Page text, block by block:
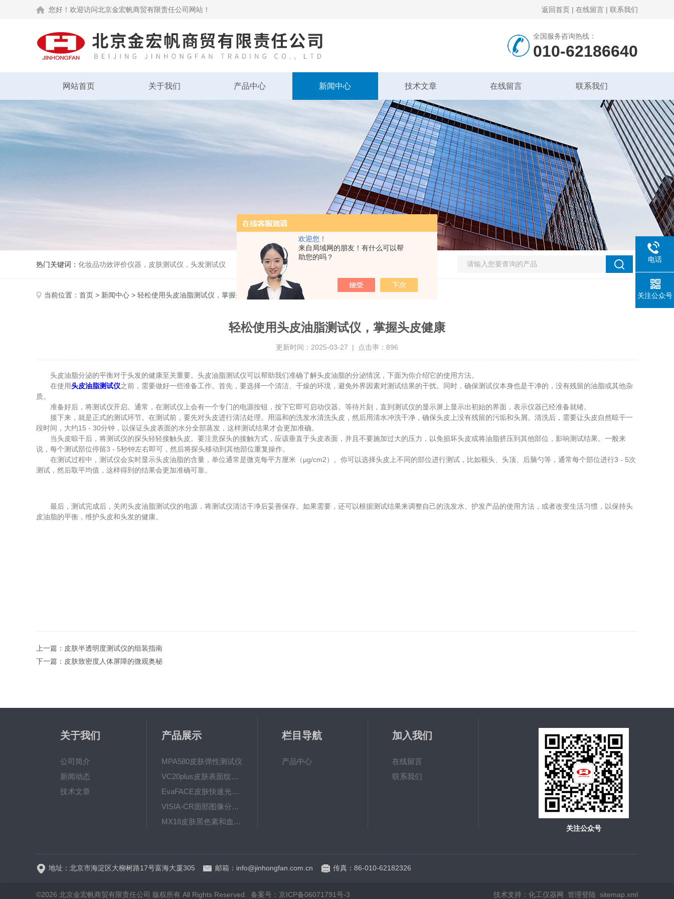
欢迎您！
来自局域网的朋友！有什么可以帮
助您的吗？
您好！欢迎访问北京金宏帆商贸有限责任公司网站！ 返回首页 | 在线留言 | 联系我们
全国服务咨询热线：
010-62186640
网站首页 关于我们 产品中心 新闻中心 技术文章 在线留言 联系我们
热门关键词： 化妆品功效评价仪器，皮肤测试仪，头发测试仪
当前位置： 首页 > 新闻中心 > 轻松使用头皮油脂测试仪，掌握头皮健康
轻松使用头皮油脂测试仪，掌握头皮健康
更新时间：2025-03-27 | 点击率：896
头皮油脂分泌的平衡对于头发的健康至关重要。头皮油脂测试仪可以帮助我们准确了解头皮油脂的分泌情况，下面为你介绍它的使用方法。
在使用头皮油脂测试仪之前，需要做好一些准备工作。首先，要选择一个清洁、干燥的环境，避免外界因素对测试结果的干扰。同时，确保测试仪本身也是干净的，没有残留的油脂或其他杂
质。
准备好后，将测试仪开启。通常，在测试仪上会有一个专门的电源按钮，按下它即可启动仪器。等待片刻，直到测试仪的显示屏上显示出初始的界面，表示仪器已经准备就绪。
接下来，就是正式的测试环节。在测试前，要先对头皮进行清洁处理。用温和的洗发水清洗头皮，然后用清水冲洗干净，确保头皮上没有残留的污垢和头屑。清洗后，需要让头皮自然晾干一
段时间，大约15 - 30分钟，以保证头皮表面的水分全部蒸发，这样测试结果才会更加准确。
当头皮晾干后，将测试仪的探头轻轻接触头皮。要注意探头的接触方式，应该垂直于头皮表面，并且不要施加过大的压力，以免损坏头皮或将油脂挤压到其他部位，影响测试结果。一般来
说，每个测试部位停留3 - 5秒钟左右即可，然后将探头移动到其他部位重复操作。
在测试过程中，测试仪会实时显示头皮油脂的含量，单位通常是微克每平方厘米（μg/cm2）。你可以选择头皮上不同的部位进行测试，比如额头、头顶、后脑勺等，通常每个部位进行3 - 5次
测试，然后取平均值，这样得到的结果会更加准确可靠。
最后，测试完成后，关闭头皮油脂测试仪的电源，将测试仪清洁干净后妥善保存。如果需要，还可以根据测试结果来调整自己的洗发水、护发产品的使用方法，或者改变生活习惯，以保持头
皮油脂的平衡，维护头皮和头发的健康。
上一篇： 皮肤半透明度测试仪的组装指南
下一篇： 皮肤致密度人体屏障的微观奥秘
关于我们
公司简介
新闻动态
技术文章
产品展示
MPA580皮肤弹性测试仪
VC20plus皮肤表面纹理分析系统
EvaFACE皮肤快速光学成像系统
VISIA-CR面部图像分析仪
MX18皮肤黑色素和血红素测试探头
栏目导航
产品中心
加入我们
在线留言
联系我们
关注公众号
地址：北京市海淀区大柳树路17号富海大厦305 邮箱：info@jinhongfan.com.cn 传真：86-010-62182326
©2026 北京金宏帆商贸有限责任公司 版权所有 All Rights Reserved. 备案号：京ICP备06071791号-3 技术支持： 化工仪器网 管理登陆 sitemap.xml
电话
关注公众号